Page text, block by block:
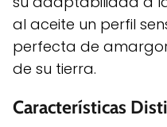
al aceite un perfil
perfecta de
de su tierra.
Características